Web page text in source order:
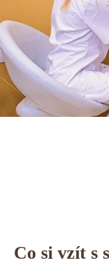
Co si vzít s